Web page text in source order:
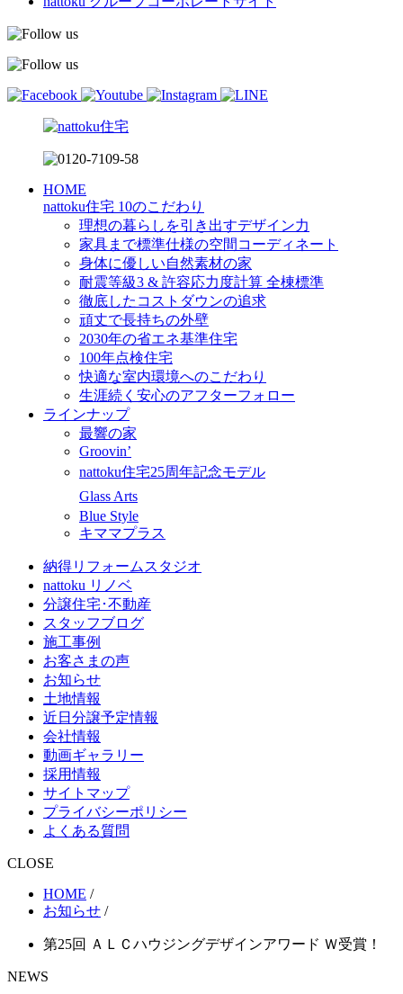
HOME
nattoku住宅 10のこだわり
理想の暮らしを引き出すデザイン力
家具まで標準仕様の空間コーディネート
身体に優しい自然素材の家
耐震等級3 & 許容応力度計算 全棟標準
徹底したコストダウンの追求
頑丈で長持ちの外壁
2030年の省エネ基準住宅
100年点検住宅
快適な室内環境へのこだわり
生涯続く安心のアフターフォロー
ラインナップ
最響の家
Groovin’
nattoku住宅25周年記念モデル
Glass Arts
Blue Style
キママプラス
納得リフォームスタジオ
nattoku リノベ
分譲住宅･不動産
スタッフブログ
施工事例
お客さまの声
お知らせ
土地情報
近日分譲予定情報
会社情報
動画ギャラリー
採用情報
サイトマップ
プライバシーポリシー
よくある質問
CLOSE
HOME /
お知らせ /
第25回 ＡＬＣハウジングデザインアワード Ｗ受賞！
NEWS